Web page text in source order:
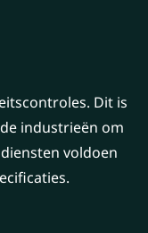
Dit is
industrieën om
voldoen